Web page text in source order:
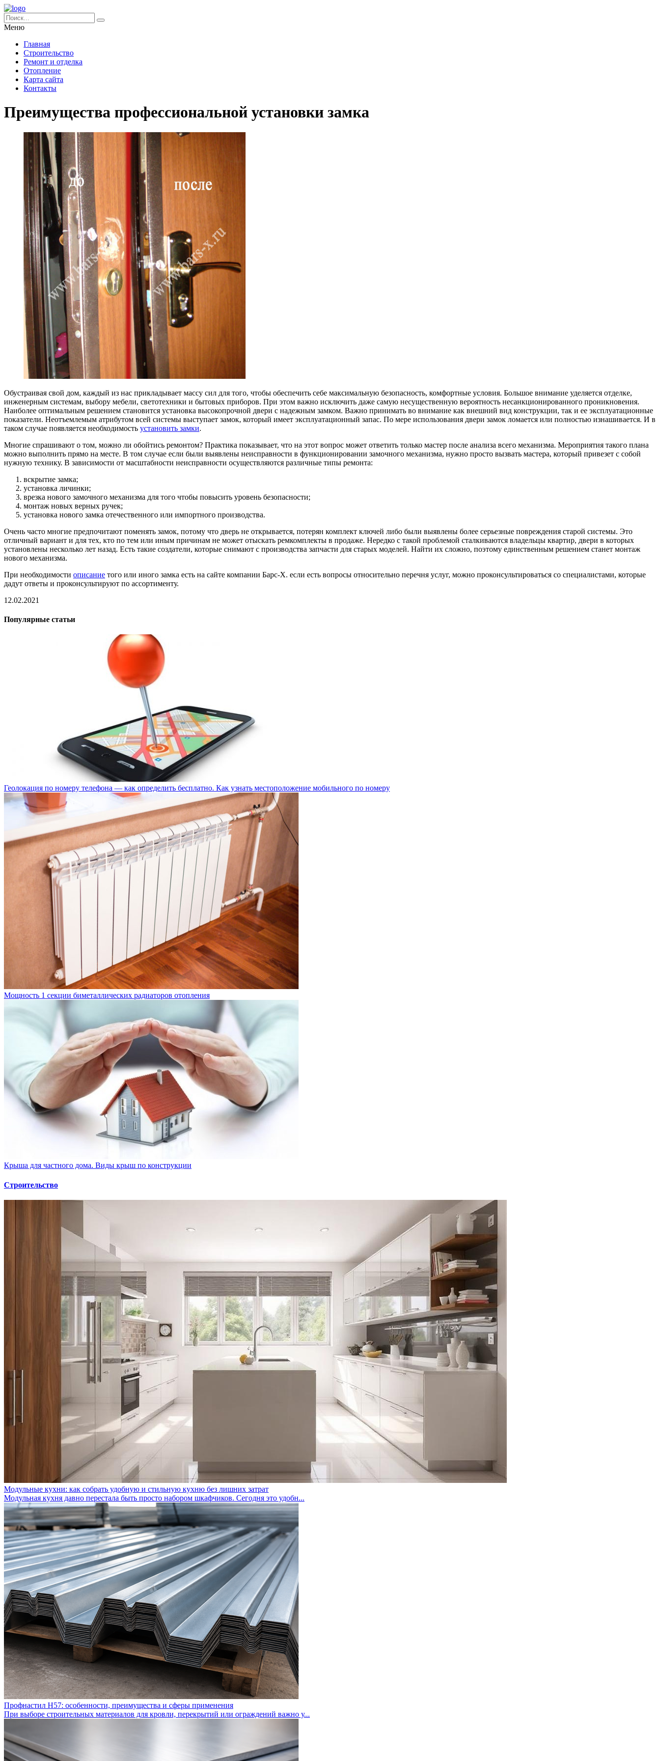
Меню
Главная
Строительство
Ремонт и отделка
Отопление
Карта сайта
Контакты
Преимущества профессиональной установки замка
Обустраивая свой дом, каждый из нас прикладывает массу сил для того, чтобы обеспечить себе максимальную безопасность, комфортные условия. Большое внимание уделяется отделке,
инженерным системам, выбору мебели, светотехники и бытовых приборов. При этом важно исключить даже самую несущественную вероятность несанкционированного проникновения.
Наиболее оптимальным решением становится установка высокопрочной двери с надежным замком. Важно принимать во внимание как внешний вид конструкции, так и ее эксплуатационные
показатели. Неотъемлемым атрибутом всей системы выступает замок, который имеет эксплуатационный запас. По мере использования двери замок ломается или полностью изнашивается. И в
таком случае появляется необходимость установить замки.
Многие спрашивают о том, можно ли обойтись ремонтом? Практика показывает, что на этот вопрос может ответить только мастер после анализа всего механизма. Мероприятия такого плана
можно выполнить прямо на месте. В том случае если были выявлены неисправности в функционировании замочного механизма, нужно просто вызвать мастера, который привезет с собой
нужную технику. В зависимости от масштабности неисправности осуществляются различные типы ремонта:
вскрытие замка;
установка личинки;
врезка нового замочного механизма для того чтобы повысить уровень безопасности;
монтаж новых верных ручек;
установка нового замка отечественного или импортного производства.
Очень часто многие предпочитают поменять замок, потому что дверь не открывается, потерян комплект ключей либо были выявлены более серьезные повреждения старой системы. Это
отличный вариант и для тех, кто по тем или иным причинам не может отыскать ремкомплекты в продаже. Нередко с такой проблемой сталкиваются владельцы квартир, двери в которых
установлены несколько лет назад. Есть такие создатели, которые снимают с производства запчасти для старых моделей. Найти их сложно, поэтому единственным решением станет монтаж
нового механизма.
При необходимости описание того или иного замка есть на сайте компании Барс-Х. если есть вопросы относительно перечня услуг, можно проконсультироваться со специалистами, которые
дадут ответы и проконсультируют по ассортименту.
12.02.2021
Популярные статьи
Геолокация по номеру телефона — как определить бесплатно. Как узнать местоположение мобильного по номеру
Мощность 1 секции биметаллических радиаторов отопления
Крыша для частного дома. Виды крыш по конструкции
Строительство
Модульные кухни: как собрать удобную и стильную кухню без лишних затрат
Модульная кухня давно перестала быть просто набором шкафчиков. Сегодня это удобн...
Профнастил Н57: особенности, преимущества и сферы применения
При выборе строительных материалов для кровли, перекрытий или ограждений важно у...